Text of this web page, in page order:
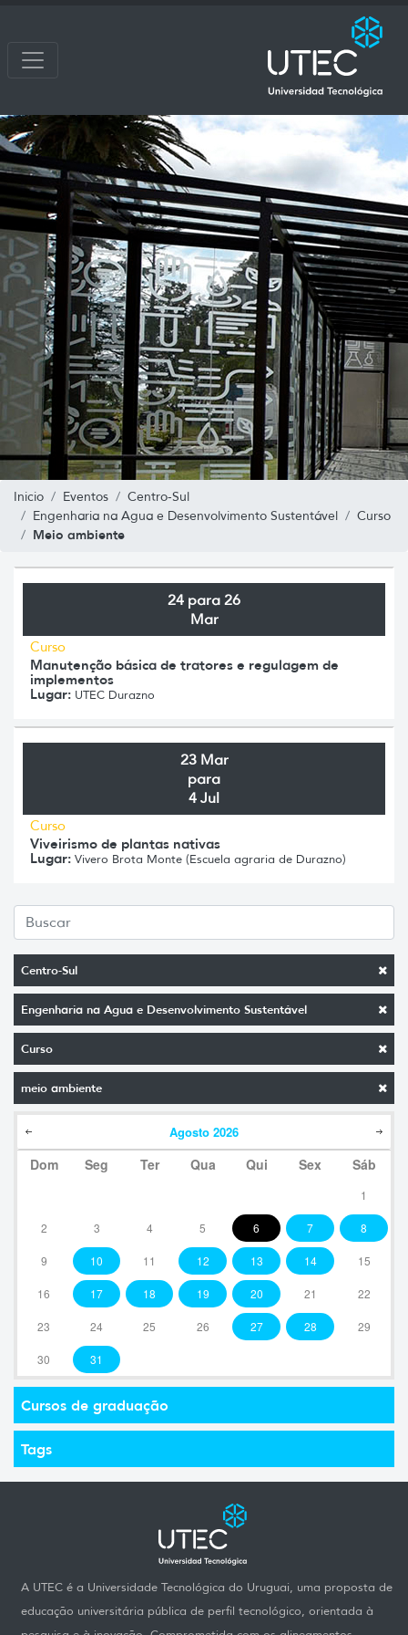
Inicio Eventos
Centro-Sul
Engenharia na Agua e Desenvolvimento Sustentável
Curso
Meio ambiente
Centro-Sul
Engenharia na Agua e Desenvolvimento Sustentável
Curso
meio ambiente
Agosto 2026
Dom Seg Ter Qua Qui Sex Sáb
1
2 3 4 5 6 7 8
9 10 11 12 13 14 15
16 17 18 19 20 21 22
23 24 25 26 27 28 29
30 31
Cursos de graduação
Tags
24 para 26
Mar
Curso
Manutenção básica de tratores e regulagem de
implementos
Lugar: UTEC Durazno
23 Mar
para
4 Jul
Curso
Viveirismo de plantas nativas
Lugar: Vivero Brota Monte (Escuela agraria de Durazno)
A UTEC é a Universidade Tecnológica do Uruguai, uma proposta de
educação universitária pública de perfil tecnológico, orientada à